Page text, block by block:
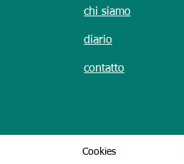
chi siamo
diario
contatto
Cookies